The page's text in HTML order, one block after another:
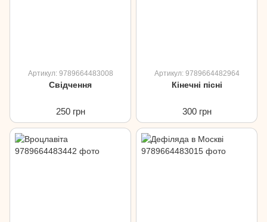
Артикул: 9789664483008
Свідчення
250 грн
Артикул: 9789664482964
Кінечні пісні
300 грн